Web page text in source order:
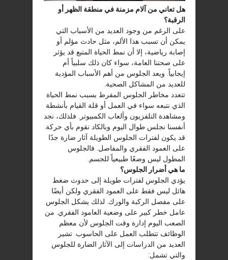
هل تعاني من آلام مزمنة في منطقة الظهر أو
الرقبة؟
على الرغم من وجود العديد من الأسباب التي
يمكن أن تسبب هذا الألم، مثل حادث مؤلم أو
إصابة رياضية، إلا أن نمط الحياة المتبع قد يؤثر
على صحتنا العامة، سواء كان ذلك سلبياً أم
إيجابياً. ويعد الجلوس من أهم الأسباب المؤدية
للعديد من المشاكل الصحية.
تتعدد مخاطر الجلوس المفرط بسبب نمط الحياة
الذي نتبعه سواء في العمل أو قلة القيام بأنشطة
ومشاهدة التلفزيون وألعاب الكمبيوتر. فلذلك، نجد
أنفسنا نجلس طوال اليوم وبالكاد نقوم بأي حركة.
قد يكون لفترات الجلوس الطويلة آثار ضارة جدًا
على العمود الفقري والمفاصل. فالجلوس
المطول ليس وضعًا طبيعياً للجسم.
ما هي أضرار الجلوس؟
يؤدي الجلوس لفترات طويلة إلى حدوث ضغط
هائل ليس فقط على العمود الفقري ولكن أيضًا
على مفصل الركبة والورك. لذلك يشكل الجلوس
عامل خطر كبير على وضعية العامود الفقري. من
الصعب اليوم إدارة وقت الجلوس لأن معظم
الوظائف تتطلب العمل على الحاسوب. تشير
العديد من الدراسات إلى الآثار الضارة للجلوس
والتي تشمل: